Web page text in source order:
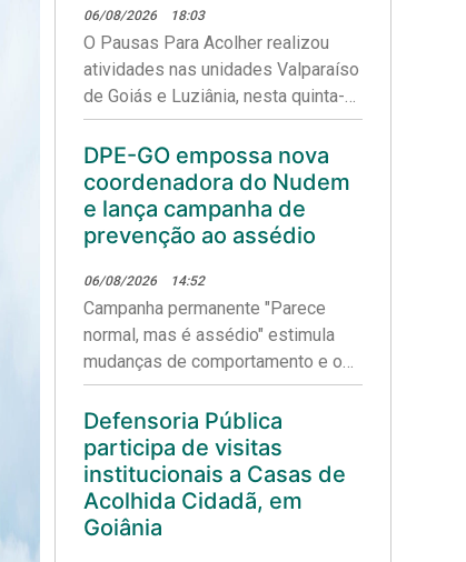
06/08/2026 18:03
O Pausas Para Acolher realizou
atividades nas unidades Valparaíso
de Goiás e Luziânia, nesta quinta-
feira (06/08).
DPE-GO empossa nova
coordenadora do Nudem
e lança campanha de
prevenção ao assédio
06/08/2026 14:52
Campanha permanente "Parece
normal, mas é assédio" estimula
mudanças de comportamento e o
fortalecimento da cultura do
respeito.
Defensoria Pública
participa de visitas
institucionais a Casas de
Acolhida Cidadã, em
Goiânia